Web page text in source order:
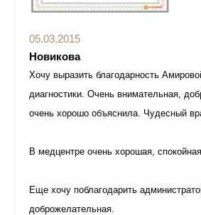
05.03.2015
Новикова
Хочу выразить благодарность
диагностики. Очень внимательная,
очень хорошо объяснила. Чудесный
В медцентре очень хорошая,
Еще хочу поблагодарить
доброжелательная.